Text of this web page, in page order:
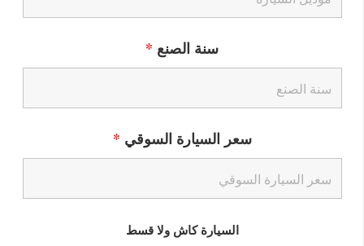
سنة الصنع *
سعر السيارة السوقي *
السيارة كاش ولا قسط